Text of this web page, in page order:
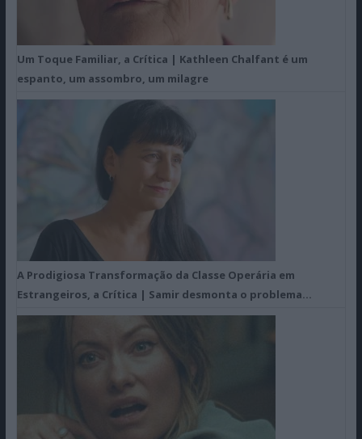
Um Toque Familiar, a Crítica | Kathleen Chalfant é um
espanto, um assombro, um milagre
A Prodigiosa Transformação da Classe Operária em
Estrangeiros, a Crítica | Samir desmonta o problema…